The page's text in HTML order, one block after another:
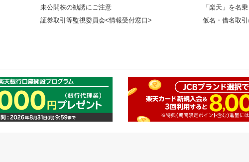
未公開株の勧誘にご注意
証券取引等監視委員会<情報受付窓口>
「楽天」を名
仮名・借名取